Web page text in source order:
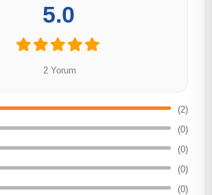
5.0
2 Yorum
(2)
(0)
(0)
(0)
(0)